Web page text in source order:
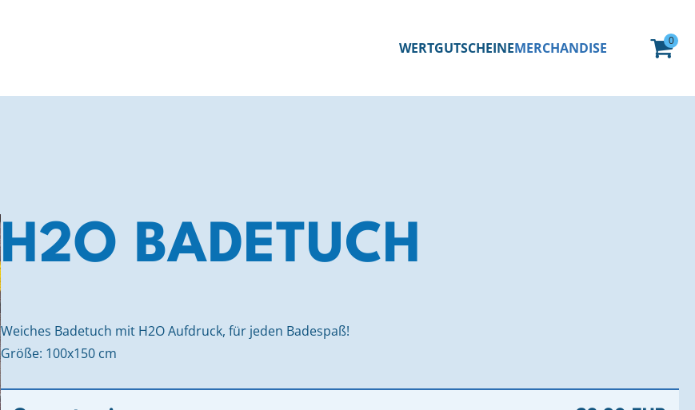
WERTGUTSCHEINEMERCHANDISE 0
H2O BADETUCH
Weiches Badetuch mit H2O Aufdruck, für jeden Badespaß!
Größe: 100x150 cm